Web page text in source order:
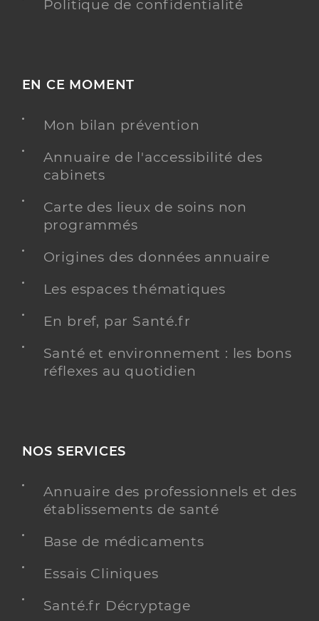
Politique de confidentialité
EN CE MOMENT
Mon bilan prévention
Annuaire de l'accessibilité des
cabinets
Carte des lieux de soins non
programmés
Origines des données annuaire
Les espaces thématiques
En bref, par Santé.fr
Santé et environnement : les bons
réflexes au quotidien
NOS SERVICES
Annuaire des professionnels et des
établissements de santé
Base de médicaments
Essais Cliniques
Santé.fr Décryptage